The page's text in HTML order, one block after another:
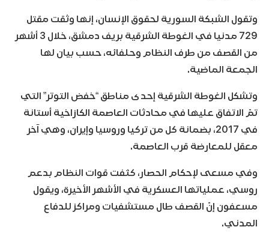
وتقول الشبكة السورية لحقوق الإنسان، إنها وثقت مقتل
729 مدنيا في الغوطة الشرقية بريف دمشق، خلال 3 أشهر
من القصف من طرف النظام وحلفائه، حسب بيان لها
الجمعة الماضية.
وتشكل الغوطة الشرقية إحدى مناطق “خفض التوتر” التي
تمّ الاتفاق عليها في محادثات العاصمة الكازاخية أستانة
في 2017، بضمانة كل من تركيا وروسيا وإيران، وهي آخر
معقل للمعارضة قرب العاصمة.
وفي مسعى لإحكام الحصار، كثفت قوات النظام بدعم
روسي، عملياتها العسكرية في الأشهر الأخيرة، ويقول
مسعفون إنّ القصف طال مستشفيات ومراكز للدفاع
المدني.